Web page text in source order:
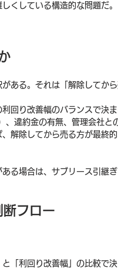
くしている構造的な問題だ。
ある。それは「解除してか
回り改善幅のバランスで決ま
違約金の有無、管理会社と
解除してから売る方が最終
る場合は、サブリース引継
フロー
「利回り改善幅」の比較で